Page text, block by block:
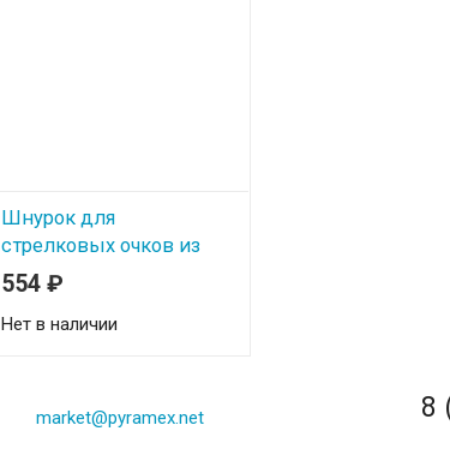
Шнурок для
стрелковых очков из
ткани CORD S9A (длина
554₽
Нет в наличии
market@pyramex.net 8